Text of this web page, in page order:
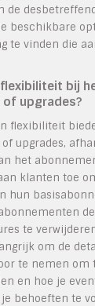
de
beschikbare
te vinden die
bij
of upgrades?
flexibiliteit
upgrades,
het
klanten toe
hun
te
om de
te nemen om
en hoe je
behoeften te